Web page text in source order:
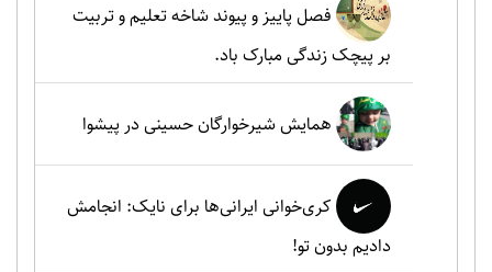
فصل پاییز و پیوند شاخه تعلیم و تربیت
بر پیچک زندگی مبارک باد.
همایش شیرخوارگان حسینی در پیشوا
کری‌خوانی ایرانی‌ها برای نایک: انجامش
دادیم بدون تو!